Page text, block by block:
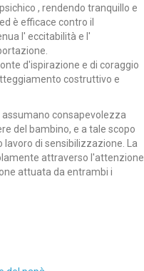
, rendendo tranquillo e
è efficace contro il
l' eccitabilità e l'
d'ispirazione e di coraggio
costruttivo e
assumano consapevolezza
del bambino, e a tale scopo
di sensibilizzazione. La
attraverso l'attenzione
attuata da entrambi i